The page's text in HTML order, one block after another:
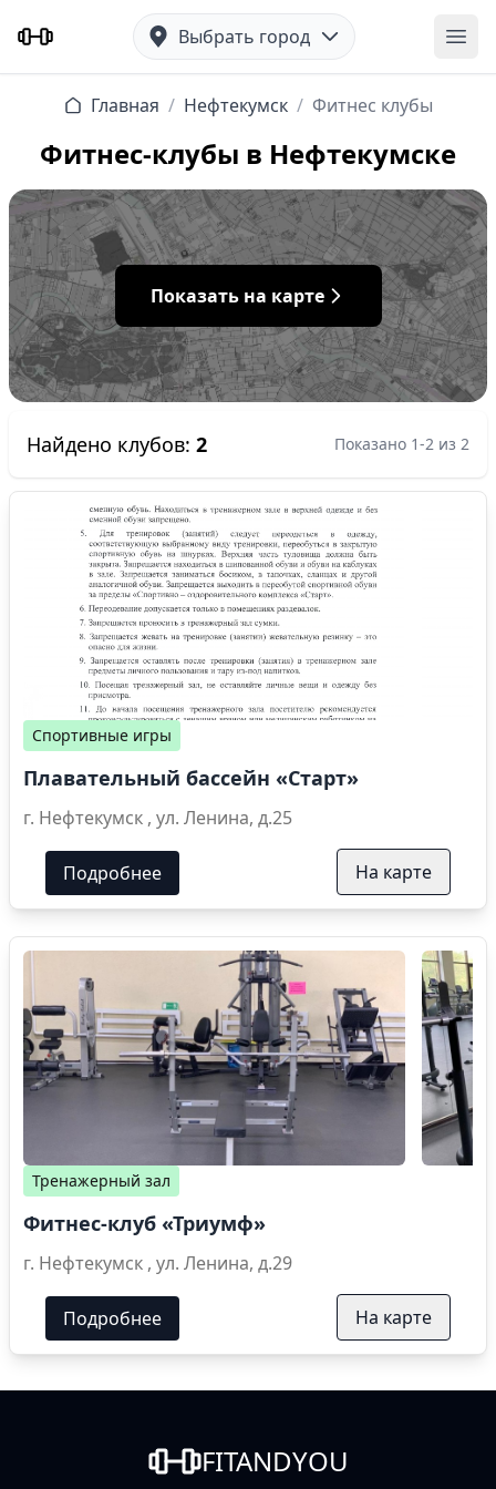
Выбрать город
Главная / Нефтекумск / Фитнес клубы
Фитнес-клубы в Нефтекумске
Показать на карте
Найдено клубов: 2 Показано 1-2 из 2
Спортивные игры
Плавательный бассейн «Старт»
г. Нефтекумск , ул. Ленина, д.25
Подробнее На карте
Тренажерный зал
Фитнес-клуб «Триумф»
г. Нефтекумск , ул. Ленина, д.29
Подробнее На карте
FITANDYOU